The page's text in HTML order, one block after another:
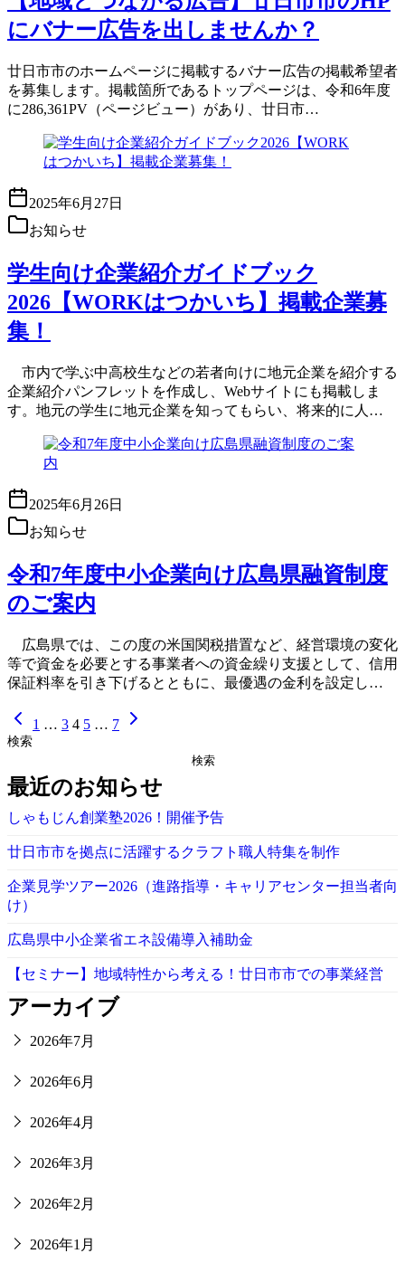
にバナー広告を出しませんか？
廿日市市のホームページに掲載するバナー広告の掲載希望者
を募集します。掲載箇所であるトップページは、令和6年度
に286,361PV（ページビュー）があり、廿日市…
2025年6月27日
お知らせ
学生向け企業紹介ガイドブック
2026【WORKはつかいち】掲載企業募
集！
市内で学ぶ中高校生などの若者向けに地元企業を紹介する
企業紹介パンフレットを作成し、Webサイトにも掲載しま
す。地元の学生に地元企業を知ってもらい、将来的に人…
2025年6月26日
お知らせ
令和7年度中小企業向け広島県融資制度
のご案内
広島県では、この度の米国関税措置など、経営環境の変化
等で資金を必要とする事業者への資金繰り支援として、信用
保証料率を引き下げるとともに、最優遇の金利を設定し…
1 … 3 4 5 … 7
検索
検索
最近のお知らせ
しゃもじん創業塾2026！開催予告
廿日市市を拠点に活躍するクラフト職人特集を制作
企業見学ツアー2026（進路指導・キャリアセンター担当者向
け）
広島県中小企業省エネ設備導入補助金
【セミナー】地域特性から考える！廿日市市での事業経営
アーカイブ
2026年7月
2026年6月
2026年4月
2026年3月
2026年2月
2026年1月